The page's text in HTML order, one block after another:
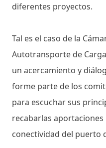
diferentes proyectos.
Tal es el caso de la
Autotransporte de
un acercamiento y
forme parte de los
para escuchar sus
recabarlas
conectividad del puerto